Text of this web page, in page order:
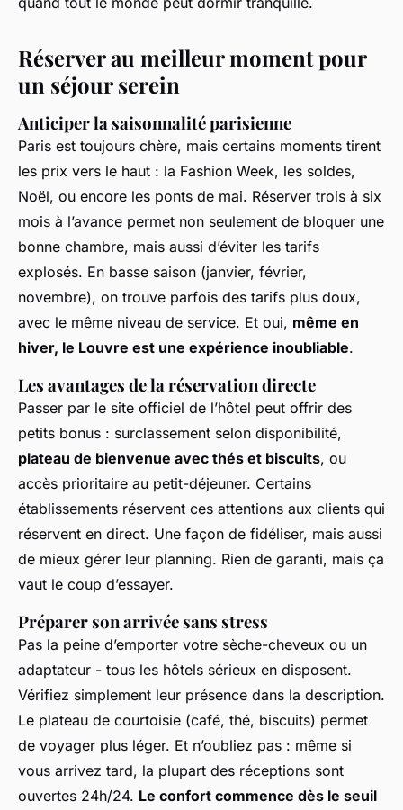
Réserver au meilleur moment pour
un séjour serein
Anticiper la saisonnalité parisienne
Paris est toujours chère, mais certains moments tirent
les prix vers le haut : la Fashion Week, les soldes,
Noël, ou encore les ponts de mai. Réserver trois à six
mois à l’avance permet non seulement de bloquer une
bonne chambre, mais aussi d’éviter les tarifs
explosés. En basse saison (janvier, février,
novembre), on trouve parfois des tarifs plus doux,
avec le même niveau de service. Et oui, même en
hiver, le Louvre est une expérience inoubliable.
Les avantages de la réservation directe
Passer par le site officiel de l’hôtel peut offrir des
petits bonus : surclassement selon disponibilité,
plateau de bienvenue avec thés et biscuits, ou
accès prioritaire au petit-déjeuner. Certains
établissements réservent ces attentions aux clients qui
réservent en direct. Une façon de fidéliser, mais aussi
de mieux gérer leur planning. Rien de garanti, mais ça
vaut le coup d’essayer.
Préparer son arrivée sans stress
Pas la peine d’emporter votre sèche-cheveux ou un
adaptateur - tous les hôtels sérieux en disposent.
Vérifiez simplement leur présence dans la description.
Le plateau de courtoisie (café, thé, biscuits) permet
de voyager plus léger. Et n’oubliez pas : même si
vous arrivez tard, la plupart des réceptions sont
ouvertes 24h/24. Le confort commence dès le seuil